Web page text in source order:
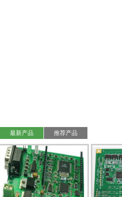
最新产品 推荐产品